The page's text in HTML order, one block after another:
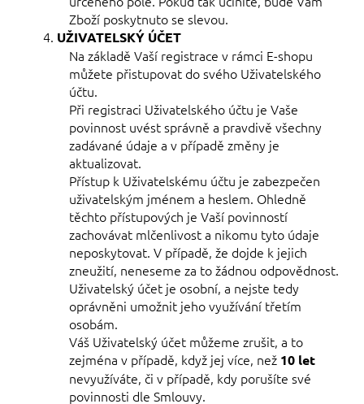
Zboží poskytnuto se slevou.
UŽIVATELSKÝ ÚČET
Na základě Vaší registrace v rámci E-shopu
můžete přistupovat do svého Uživatelského
účtu.
Při registraci Uživatelského účtu je Vaše
povinnost uvést správně a pravdivě všechny
zadávané údaje a v případě změny je
aktualizovat.
Přístup k Uživatelskému účtu je zabezpečen
uživatelským jménem a heslem. Ohledně
těchto přístupových je Vaší povinností
zachovávat mlčenlivost a nikomu tyto údaje
neposkytovat. V případě, že dojde k jejich
zneužití, neneseme za to žádnou odpovědnost.
Uživatelský účet je osobní, a nejste tedy
oprávněni umožnit jeho využívání třetím
osobám.
Váš Uživatelský účet můžeme zrušit, a to
zejména v případě, když jej více, než 10 let
nevyužíváte, či v případě, kdy porušíte své
povinnosti dle Smlouvy.